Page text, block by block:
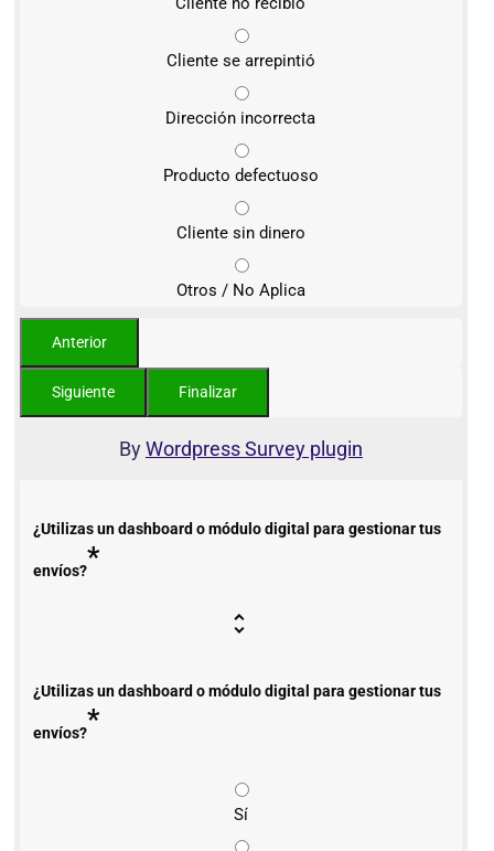
Cliente se arrepintió
Dirección incorrecta
Producto defectuoso
Cliente sin dinero
Otros / No Aplica
ByWordpress Survey plugin
¿Utilizas un dashboard o módulo digital para gestionar tus
envíos?*
¿Utilizas un dashboard o módulo digital para gestionar tus
envíos?*
Sí